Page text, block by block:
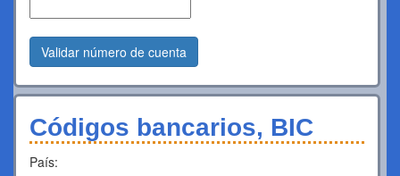
Validar número de cuenta
Códigos bancarios, BIC
País: